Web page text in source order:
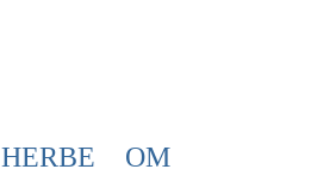
HERBE
OM